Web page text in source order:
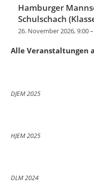
Hamburger
Schulschach
26. November 2026, 9:00–
Alle Veranstaltungen
DJEM 2025
HJEM 2025
DLM 2024